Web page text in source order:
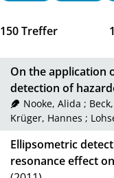
150Treffer
On the application
detection of
Nooke, Alida ;
Krüger, Hannes ;
Ellipsometric
resonance effect